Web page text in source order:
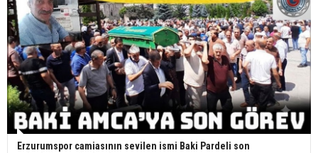
Erzurumspor camiasının sevilen ismi Baki Pardeli son